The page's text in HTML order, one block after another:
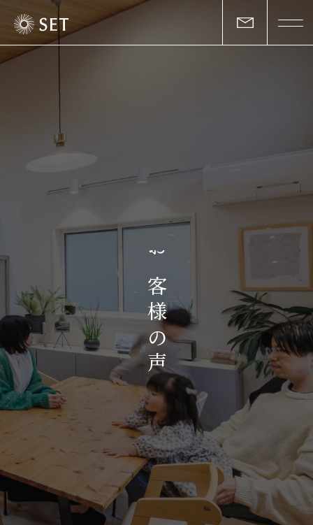
お
客
様
の
声
物件一覧
お客様の声
お知らせ・イベント
会社概要・アクセス
スタッフ紹介
プライバシーポリシー
賃貸管理サイトはこちら